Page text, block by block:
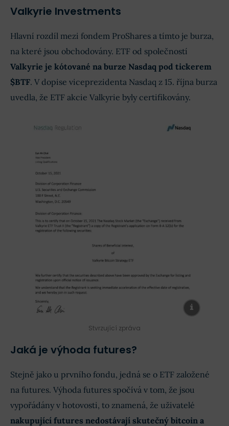
Valkyrie Investments
Hlavní rozdíl mezi fondem ProShares a tímto je burza,
na které jsou obchodovány. ETF od společností
Valkyrie je kótované na burze Nasdaq pod tickerem
$BTF. V dopise viceprezidenta Nasdaq z 15. října burza
uvedla, že ETF akcie Valkyrie byly certifikovány.
Stvrzující zpráva
Jaká je výhoda futures?
Stejně jako u prvního fondu, jedná se o ETF založené
na futures. Výhoda futures spočívá v tom, že jsou
vypořádány v hotovosti, to znamená, že uživatelé
nakupující futures nedostávají skutečný bitcoin a